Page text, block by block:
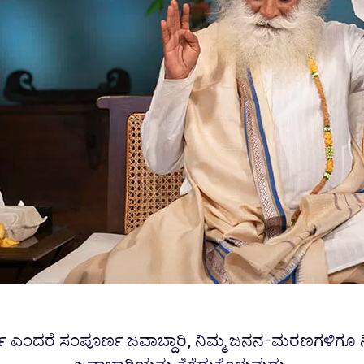
ಎಂದರೆ ಸಂಪೂರ್ಣ ಜವಾಬ್ದಾರಿ, ನಿಮ್ಮ ಜನನ-ಮರಣಗಳಿಗೂ